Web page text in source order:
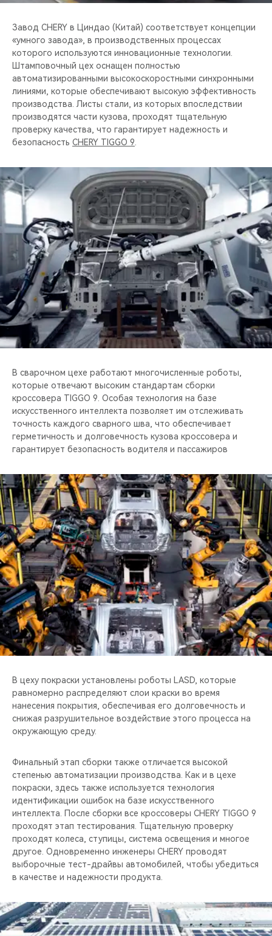
Завод CHERY в Циндао (Китай) соответствует концепции
«умного завода», в производственных процессах
которого используются инновационные технологии.
Штамповочный цех оснащен полностью
автоматизированными высокоскоростными синхронными
линиями, которые обеспечивают высокую эффективность
производства. Листы стали, из которых впоследствии
производятся части кузова, проходят тщательную
проверку качества, что гарантирует надежность и
безопасность CHERY TIGGO 9
В сварочном цехе работают многочисленные роботы,
которые отвечают высоким стандартам сборки
кроссовера TIGGO 9. Особая технология на базе
искусственного интеллекта позволяет им отслеживать
точность каждого сварного шва, что обеспечивает
герметичность и долговечность кузова кроссовера и
гарантирует безопасность водителя и пассажиров
В цеху покраски установлены роботы LASD, которые
равномерно распределяют слои краски во время
нанесения покрытия, обеспечивая его долговечность и
снижая разрушительное воздействие этого процесса на
окружающую среду.
Финальный этап сборки также отличается высокой
степенью автоматизации производства. Как и в цехе
покраски, здесь также используется технология
идентификации ошибок на базе искусственного
интеллекта. После сборки все кроссоверы CHERY TIGGO 9
проходят этап тестирования. Тщательную проверку
проходят колеса, ступицы, система освещения и многое
другое. Одновременно инженеры CHERY проводят
выборочные тест-драйвы автомобилей, чтобы убедиться
в качестве и надежности продукта.